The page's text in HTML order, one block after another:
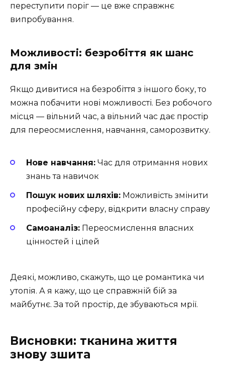
переступити поріг — це вже справжнє
випробування.
Можливості: безробіття як шанс
для змін
Якщо дивитися на безробіття з іншого боку, то
можна побачити нові можливості. Без робочого
місця — вільний час, а вільний час дає простір
для переосмислення, навчання, саморозвитку.
Нове навчання: Час для отримання нових
знань та навичок
Пошук нових шляхів: Можливість змінити
професійну сферу, відкрити власну справу
Самоаналіз: Переосмислення власних
цінностей і цілей
Деякі, можливо, скажуть, що це романтика чи
утопія. А я кажу, що це справжній бій за
майбутнє. За той простір, де збуваються мрії.
Висновки: тканина життя
знову зшита